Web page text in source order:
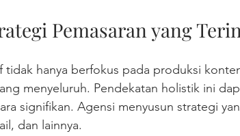
Pemasaran yang
tidak hanya berfokus pada produksi
menyeluruh. Pendekatan holistik ini
signifikan. Agensi menyusun strategi
dan lainnya.